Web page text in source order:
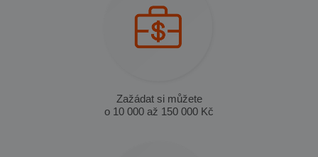
Zažádat si můžete
o 10 000 až 150 000 Kč